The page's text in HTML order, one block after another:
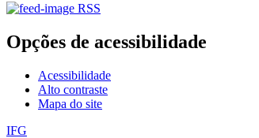
RSS
Opções de acessibilidade
Acessibilidade
Alto contraste
Mapa do site
IFG